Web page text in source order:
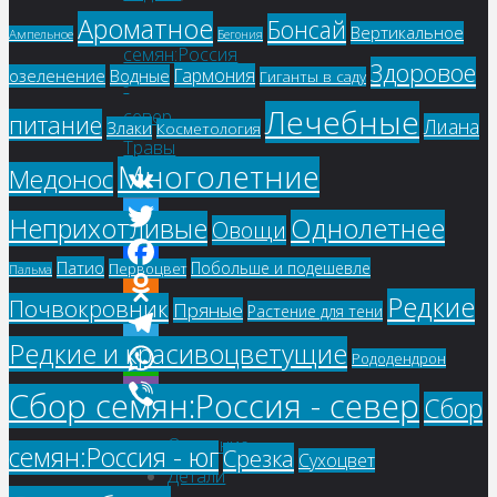
Сбор
семян:Россия
-
север,
Травы
VK
Twitter
Facebook
Odnoklassniki
Telegram
WhatsApp
Viber
Описание
Детали
Ампельное Ароматное Бегония Бонсай Вертикальное
озеленение Водные Гармония Гиганты в саду Здоровое
питание Злаки Косметология Лечебные Лиана
МедоносМноголетние
Неприхотливые Овощи Однолетнее
Пальма Патио Первоцвет Побольше и подешевле
Почвокровник Пряные Растение для тени Редкие
Редкие и красивоцветущие Рододендрон
Сбор семян:Россия - северСбор
семян:Россия - югСрезка Сухоцвет